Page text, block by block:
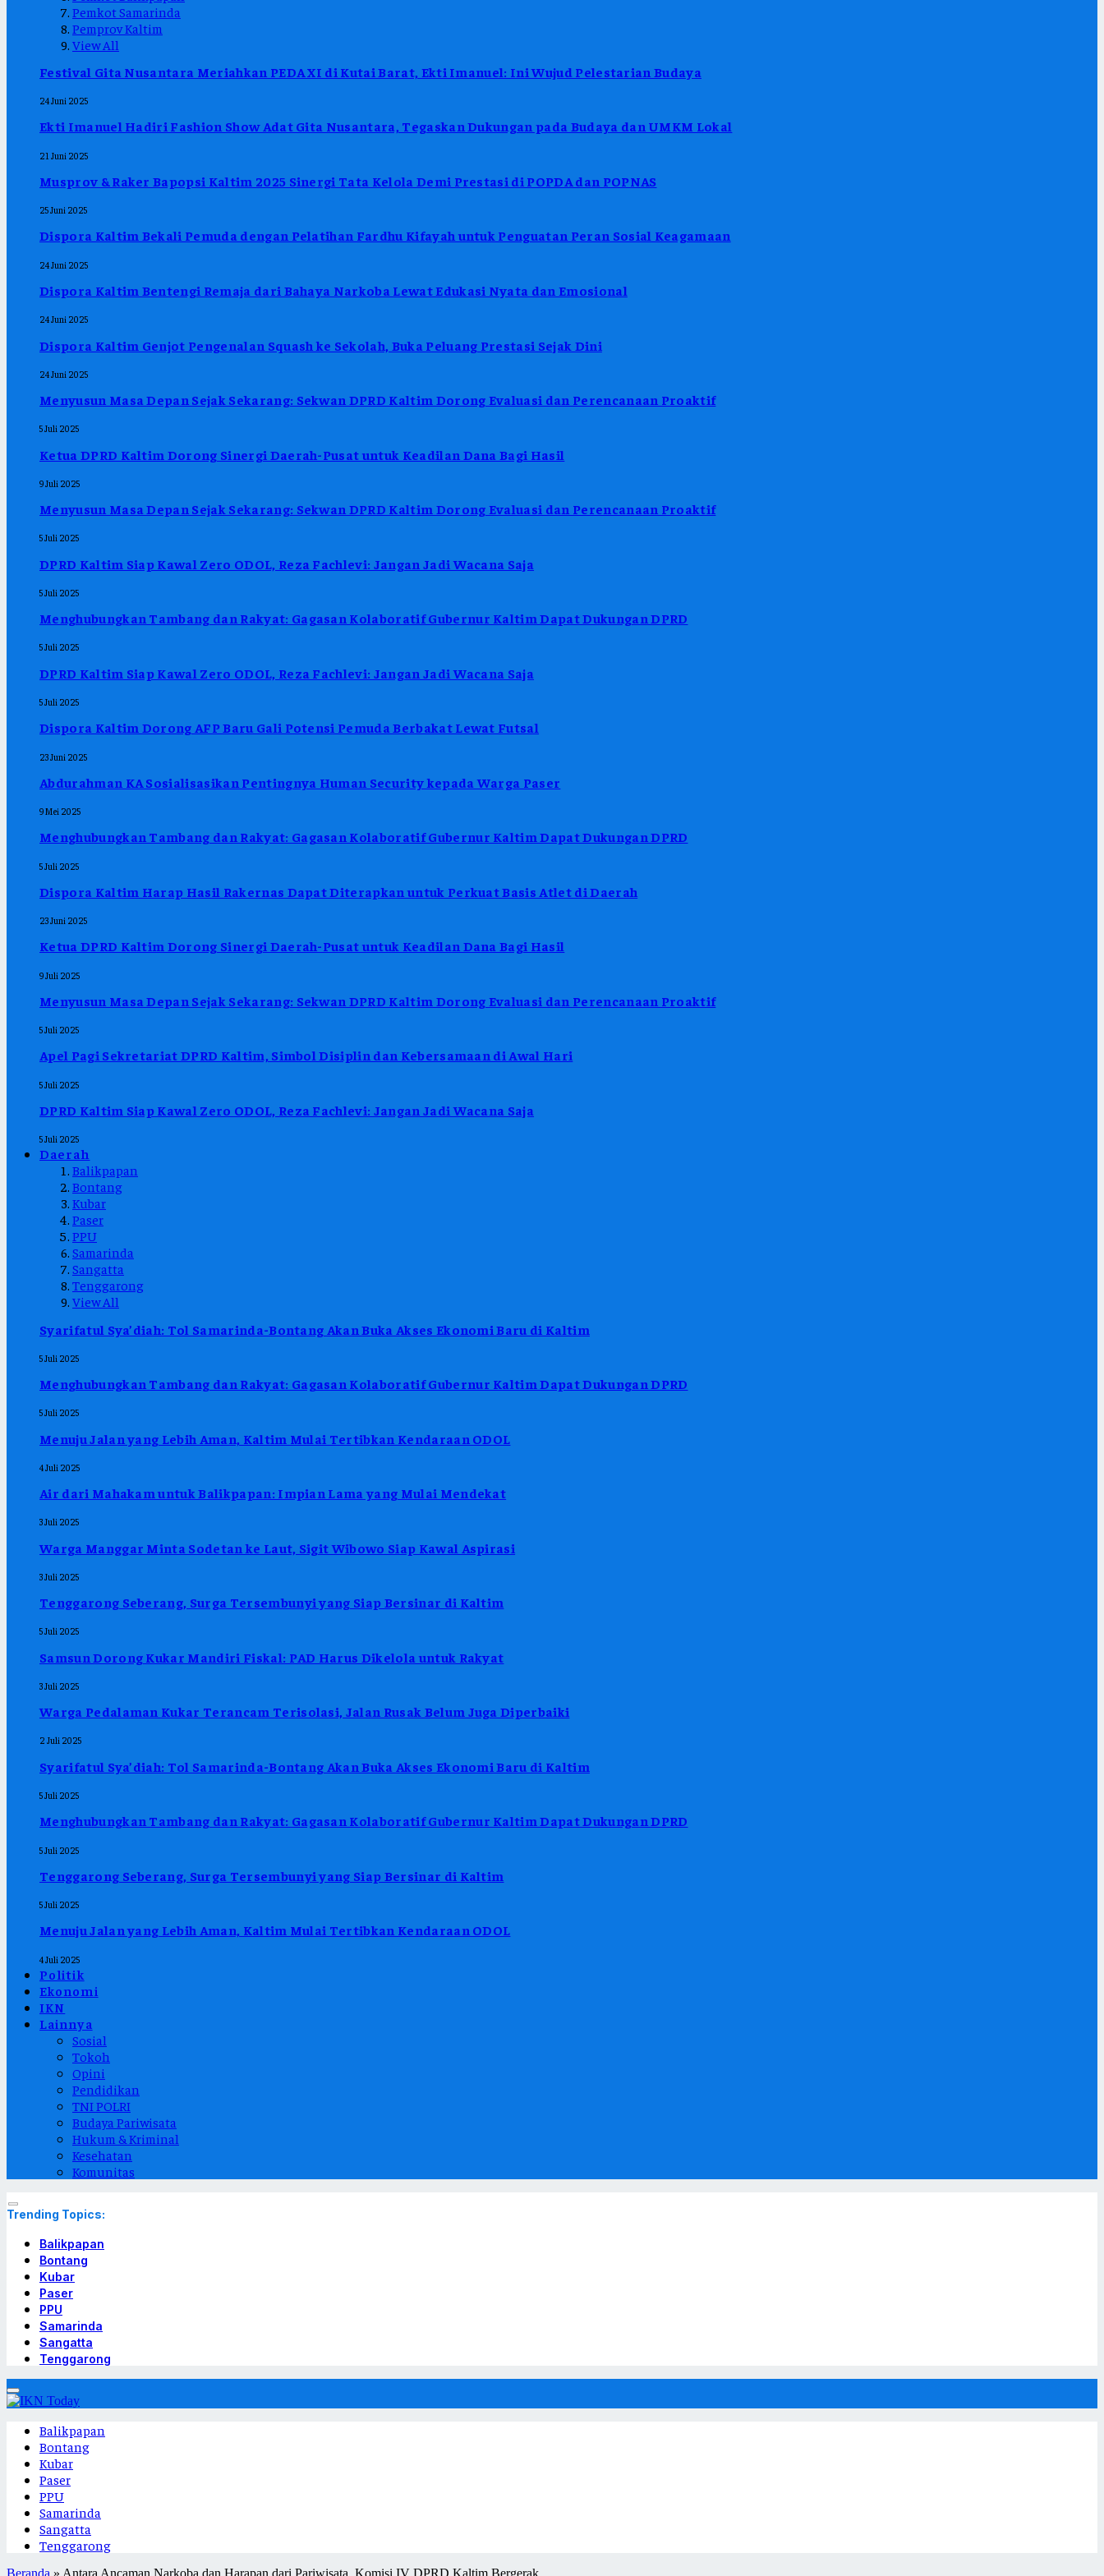
Pemkot Samarinda
Pemprov Kaltim
View All
Festival Gita Nusantara Meriahkan PEDA XI di Kutai Barat, Ekti Imanuel: Ini Wujud Pelestarian Budaya
24 Juni 2025
Ekti Imanuel Hadiri Fashion Show Adat Gita Nusantara, Tegaskan Dukungan pada Budaya dan UMKM Lokal
21 Juni 2025
Musprov & Raker Bapopsi Kaltim 2025 Sinergi Tata Kelola Demi Prestasi di POPDA dan POPNAS
25 Juni 2025
Dispora Kaltim Bekali Pemuda dengan Pelatihan Fardhu Kifayah untuk Penguatan Peran Sosial Keagamaan
24 Juni 2025
Dispora Kaltim Bentengi Remaja dari Bahaya Narkoba Lewat Edukasi Nyata dan Emosional
24 Juni 2025
Dispora Kaltim Genjot Pengenalan Squash ke Sekolah, Buka Peluang Prestasi Sejak Dini
24 Juni 2025
Menyusun Masa Depan Sejak Sekarang: Sekwan DPRD Kaltim Dorong Evaluasi dan Perencanaan Proaktif
5 Juli 2025
Ketua DPRD Kaltim Dorong Sinergi Daerah-Pusat untuk Keadilan Dana Bagi Hasil
9 Juli 2025
Menyusun Masa Depan Sejak Sekarang: Sekwan DPRD Kaltim Dorong Evaluasi dan Perencanaan Proaktif
5 Juli 2025
DPRD Kaltim Siap Kawal Zero ODOL, Reza Fachlevi: Jangan Jadi Wacana Saja
5 Juli 2025
Menghubungkan Tambang dan Rakyat: Gagasan Kolaboratif Gubernur Kaltim Dapat Dukungan DPRD
5 Juli 2025
DPRD Kaltim Siap Kawal Zero ODOL, Reza Fachlevi: Jangan Jadi Wacana Saja
5 Juli 2025
Dispora Kaltim Dorong AFP Baru Gali Potensi Pemuda Berbakat Lewat Futsal
23 Juni 2025
Abdurahman KA Sosialisasikan Pentingnya Human Security kepada Warga Paser
9 Mei 2025
Menghubungkan Tambang dan Rakyat: Gagasan Kolaboratif Gubernur Kaltim Dapat Dukungan DPRD
5 Juli 2025
Dispora Kaltim Harap Hasil Rakernas Dapat Diterapkan untuk Perkuat Basis Atlet di Daerah
23 Juni 2025
Ketua DPRD Kaltim Dorong Sinergi Daerah-Pusat untuk Keadilan Dana Bagi Hasil
9 Juli 2025
Menyusun Masa Depan Sejak Sekarang: Sekwan DPRD Kaltim Dorong Evaluasi dan Perencanaan Proaktif
5 Juli 2025
Apel Pagi Sekretariat DPRD Kaltim, Simbol Disiplin dan Kebersamaan di Awal Hari
5 Juli 2025
DPRD Kaltim Siap Kawal Zero ODOL, Reza Fachlevi: Jangan Jadi Wacana Saja
5 Juli 2025
Daerah
Balikpapan
Bontang
Kubar
Paser
PPU
Samarinda
Sangatta
Tenggarong
View All
Syarifatul Sya’diah: Tol Samarinda-Bontang Akan Buka Akses Ekonomi Baru di Kaltim
5 Juli 2025
Menghubungkan Tambang dan Rakyat: Gagasan Kolaboratif Gubernur Kaltim Dapat Dukungan DPRD
5 Juli 2025
Menuju Jalan yang Lebih Aman, Kaltim Mulai Tertibkan Kendaraan ODOL
4 Juli 2025
Air dari Mahakam untuk Balikpapan: Impian Lama yang Mulai Mendekat
3 Juli 2025
Warga Manggar Minta Sodetan ke Laut, Sigit Wibowo Siap Kawal Aspirasi
3 Juli 2025
Tenggarong Seberang, Surga Tersembunyi yang Siap Bersinar di Kaltim
5 Juli 2025
Samsun Dorong Kukar Mandiri Fiskal: PAD Harus Dikelola untuk Rakyat
3 Juli 2025
Warga Pedalaman Kukar Terancam Terisolasi, Jalan Rusak Belum Juga Diperbaiki
2 Juli 2025
Syarifatul Sya’diah: Tol Samarinda-Bontang Akan Buka Akses Ekonomi Baru di Kaltim
5 Juli 2025
Menghubungkan Tambang dan Rakyat: Gagasan Kolaboratif Gubernur Kaltim Dapat Dukungan DPRD
5 Juli 2025
Tenggarong Seberang, Surga Tersembunyi yang Siap Bersinar di Kaltim
5 Juli 2025
Menuju Jalan yang Lebih Aman, Kaltim Mulai Tertibkan Kendaraan ODOL
4 Juli 2025
Politik
Ekonomi
IKN
Lainnya
Sosial
Tokoh
Opini
Pendidikan
TNI POLRI
Budaya Pariwisata
Hukum & Kriminal
Kesehatan
Komunitas
Trending Topics:
Balikpapan
Bontang
Kubar
Paser
PPU
Samarinda
Sangatta
Tenggarong
Balikpapan
Bontang
Kubar
Paser
PPU
Samarinda
Sangatta
Tenggarong
Beranda » Antara Ancaman Narkoba dan Harapan dari Pariwisata, Komisi IV DPRD Kaltim Bergerak